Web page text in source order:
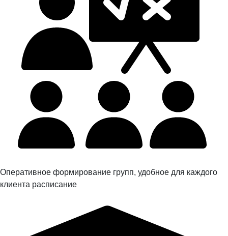
Оперативное формирование групп, удобное для каждого
клиента расписание